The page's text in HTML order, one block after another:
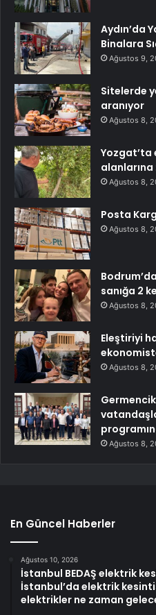
Aydın’da
Binalara
Ağustos 9,
Sitelerde
aranıyor
Ağustos 8,
Yozgat’ta
Ağustos 8,
Posta
Ağustos 8,
sanığa 2
Ağustos 8,
Eleştiriyi
Ağustos 8,
Ağustos 8,
En Güncel Haberler
Ağustos 10, 2026
İstanbul BEDAŞ elektrik
İstanbul’da elektrik
elektrikler ne zaman